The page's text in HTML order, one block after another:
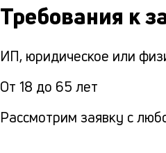
Требования к
ИП, юридическое или
От 18 до 65 лет
Рассмотрим заявку с